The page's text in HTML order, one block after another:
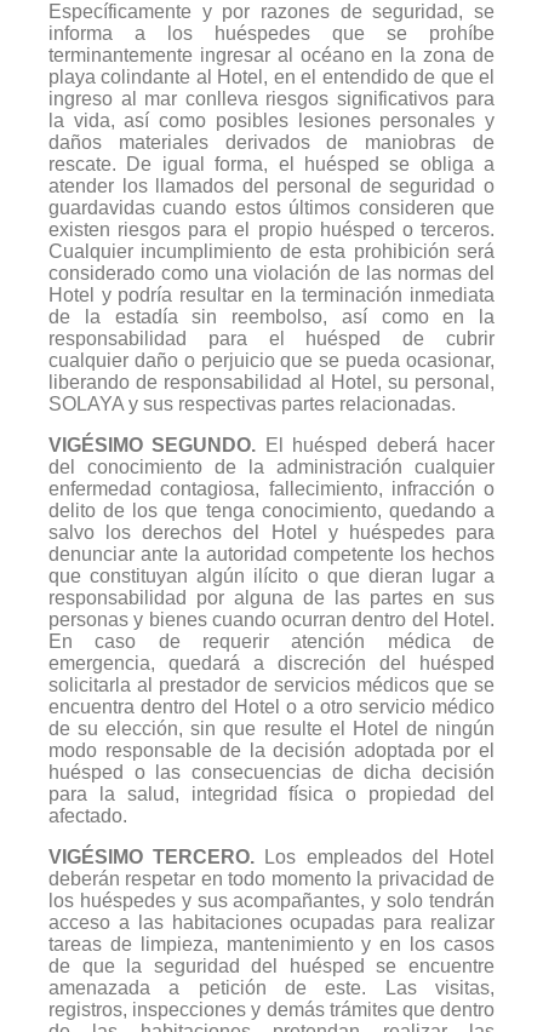
Específicamente y por razones de seguridad, se
informa a los huéspedes que se prohíbe
terminantemente ingresar al océano en la zona de
playa colindante al Hotel, en el entendido de que el
ingreso al mar conlleva riesgos significativos para
la vida, así como posibles lesiones personales y
daños materiales derivados de maniobras de
rescate. De igual forma, el huésped se obliga a
atender los llamados del personal de seguridad o
guardavidas cuando estos últimos consideren que
existen riesgos para el propio huésped o terceros.
Cualquier incumplimiento de esta prohibición será
considerado como una violación de las normas del
Hotel y podría resultar en la terminación inmediata
de la estadía sin reembolso, así como en la
responsabilidad para el huésped de cubrir
cualquier daño o perjuicio que se pueda ocasionar,
liberando de responsabilidad al Hotel, su personal,
SOLAYA y sus respectivas partes relacionadas.
VIGÉSIMO SEGUNDO. El huésped deberá hacer
del conocimiento de la administración cualquier
enfermedad contagiosa, fallecimiento, infracción o
delito de los que tenga conocimiento, quedando a
salvo los derechos del Hotel y huéspedes para
denunciar ante la autoridad competente los hechos
que constituyan algún ilícito o que dieran lugar a
responsabilidad por alguna de las partes en sus
personas y bienes cuando ocurran dentro del Hotel.
En caso de requerir atención médica de
emergencia, quedará a discreción del huésped
solicitarla al prestador de servicios médicos que se
encuentra dentro del Hotel o a otro servicio médico
de su elección, sin que resulte el Hotel de ningún
modo responsable de la decisión adoptada por el
huésped o las consecuencias de dicha decisión
para la salud, integridad física o propiedad del
afectado.
VIGÉSIMO TERCERO. Los empleados del Hotel
deberán respetar en todo momento la privacidad de
los huéspedes y sus acompañantes, y solo tendrán
acceso a las habitaciones ocupadas para realizar
tareas de limpieza, mantenimiento y en los casos
de que la seguridad del huésped se encuentre
amenazada a petición de este. Las visitas,
registros, inspecciones y demás trámites que dentro